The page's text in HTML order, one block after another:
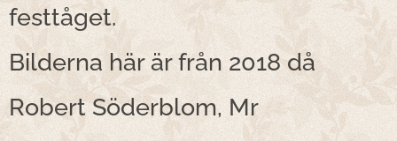
festtåget.
Bilderna här är från 2018 då
Robert Söderblom, Mr